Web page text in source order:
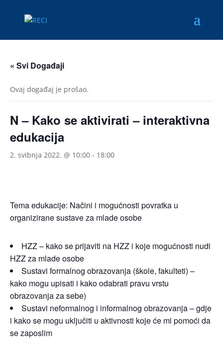
« Svi Događaji
Ovaj događaj je prošao.
N – Kako se aktivirati – interaktivna
edukacija
2. svibnja 2022. @ 10:00 - 18:00
Tema edukacije: Načini i mogućnosti povratka u
organizirane sustave za mlade osobe
HZZ – kako se prijaviti na HZZ i koje mogućnosti nudi
HZZ za mlade osobe
Sustavi formalnog obrazovanja (škole, fakulteti) –
kako mogu upisati i kako odabrati pravu vrstu
obrazovanja za sebe)
Sustavi neformalnog i informalnog obrazovanja – gdje
i kako se mogu uključiti u aktivnosti koje će mi pomoći da
se zaposlim